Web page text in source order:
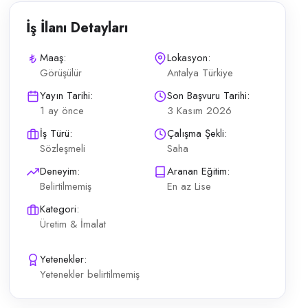
yürütülmesi Vardiya planına uygun görevlerin eksiksiz
İş İlanı Detayları
Maaş:
Görüşülür
Lokasyon:
Antalya Türkiye
Yayın Tarihi:
1 ay önce
Son Başvuru Tarihi:
3 Kasım 2026
İş Türü:
Sözleşmeli
Çalışma Şekli:
Saha
Deneyim:
Belirtilmemiş
Aranan Eğitim:
En az Lise
Kategori:
Üretim & İmalat
Yetenekler:
Yetenekler belirtilmemiş